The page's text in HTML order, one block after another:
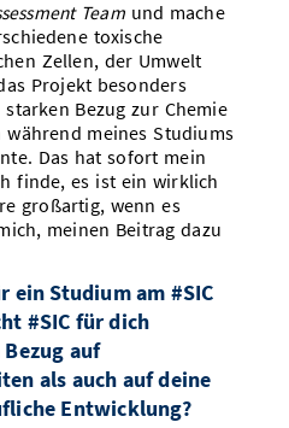
Teamund mache
toxische
Zellen, der Umwelt
Projekt besonders
Bezug zur Chemie
meines Studiums
Das hat sofort mein
finde, es ist ein wirklich
großartig, wenn es
meinen Beitrag dazu
ein Studium am #SIC
#SIC für dich
auf
als auch auf deine
Entwicklung?